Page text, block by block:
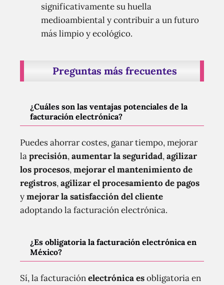
significativamente su huella
medioambiental y contribuir a un futuro
más limpio y ecológico.
Preguntas más frecuentes
¿Cuáles son las ventajas potenciales de la
facturación electrónica?
Puedes ahorrar costes, ganar tiempo, mejorar
laprecisión,aumentar la seguridad,agilizar
los procesos,mejorar el mantenimiento de
registros,agilizar el procesamiento de pagos
ymejorar la satisfacción del cliente
adoptando la facturación electrónica.
¿Es obligatoria la facturación electrónica en
México?
Sí, la facturaciónelectrónica esobligatoria en